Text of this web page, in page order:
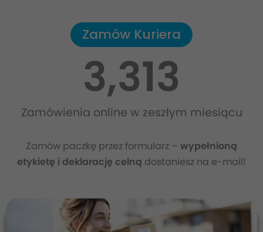
Zamów Kuriera
Zamówienia online w zeszłym miesiącu
3,313
Zamów paczkę przez formularz – wypełnioną
etykietę i deklarację celną dostaniesz na e-mail!